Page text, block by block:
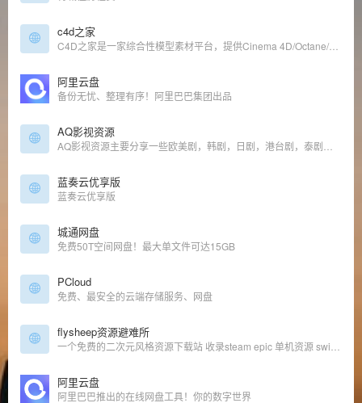
c4d之家
阿里云盘
备份无忧、整理有序！阿里巴巴集团出品
AQ影视资源
蓝奏云优享版
蓝奏云优享版
城通网盘
免费50T空间网盘！最大单文件可达15GB
PCloud
免费、最安全的云端存储服务、网盘
flysheep资源避难所
阿里云盘
阿里巴巴推出的在线网盘工具！你的数字世界